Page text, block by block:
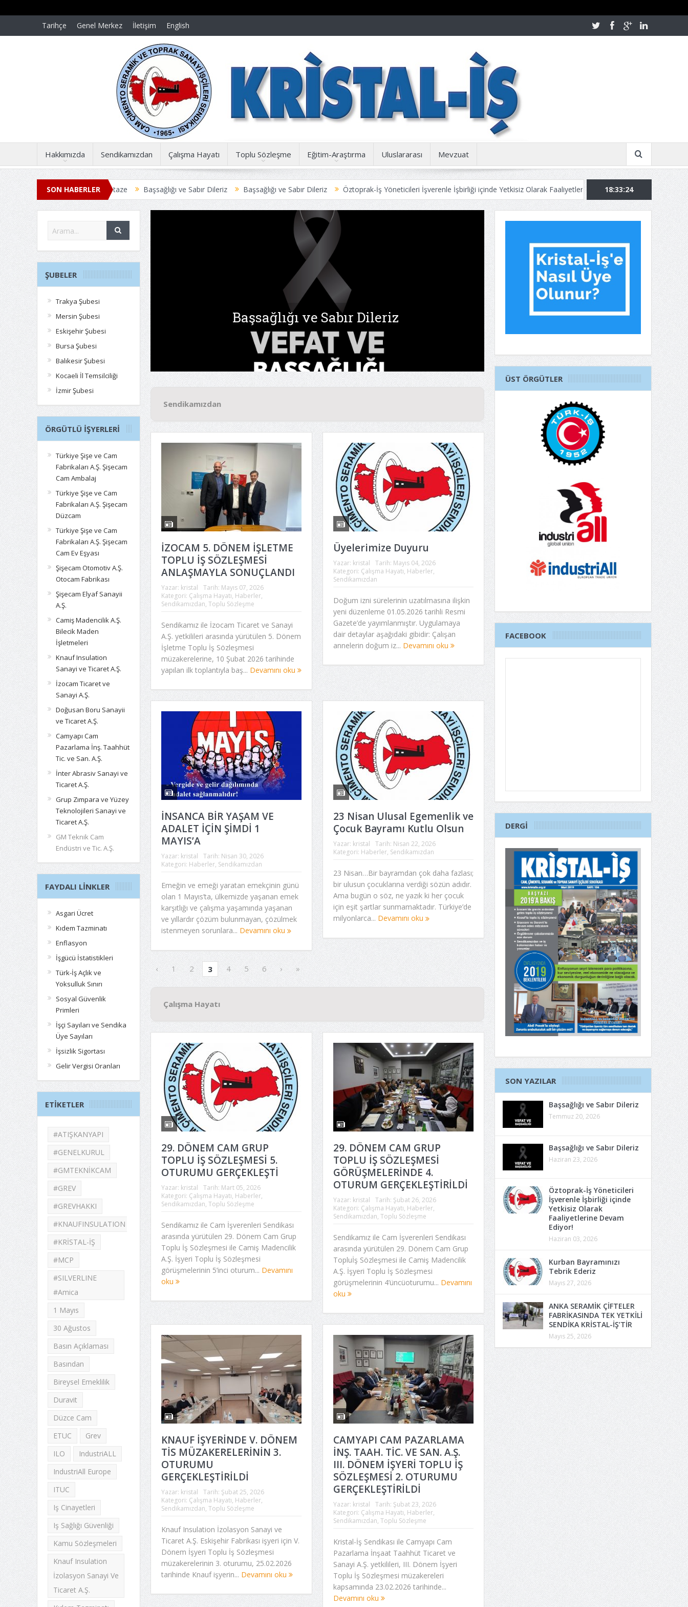
Tarihçe Genel Merkez İletişim English
Hakkımızda Sendikamızdan Çalışma Hayatı Toplu Sözleşme Eğitim-Araştırma Uluslararası Mevzuat
SON HABERLER
acılar dün gibi taze Başsağlığı ve Sabır Dileriz Başsağlığı ve Sabır Dileriz Öztoprak-İş Yöneticileri İşverenle İşbirliği içinde Yetkisiz Olarak Faaliyetlerine Devam Ediyor!
Kurban Bayramınızı
İŞ SÖZLEŞMESİ ANLAŞMAYLA SONUÇLANDI
Üyelerimize Duyuru
18:33:25
Başsağlığı ve Sabır Dileriz
Sendikamızdan
İZOCAM 5. DÖNEM İŞLETME
TOPLU İŞ SÖZLEŞMESİ
ANLAŞMAYLA SONUÇLANDI
Yazar: kristal Tarih: Mayıs 07, 2026
Kategori: Çalışma Hayatı, Haberler,
Sendikamızdan, Toplu Sözleşme
Sendikamız ile İzocam Ticaret ve Sanayi
A.Ş. yetkilileri arasında yürütülen 5. Dönem
İşletme Toplu İş Sözleşmesi
müzakerelerine, 10 Şubat 2026 tarihinde
yapılan ilk toplantıyla baş... Devamını oku
Üyelerimize Duyuru
Yazar: kristal Tarih: Mayıs 04, 2026
Kategori: Çalışma Hayatı, Haberler,
Sendikamızdan
Doğum izni sürelerinin uzatılmasına ilişkin
yeni düzenleme 01.05.2026 tarihli Resmi
Gazete’de yayımlanmıştır. Uygulamaya
dair detaylar aşağıdaki gibidir: Çalışan
annelerin doğum iz... Devamını oku
İNSANCA BİR YAŞAM VE
ADALET İÇİN ŞİMDİ 1
MAYIS’A
Yazar: kristal Tarih: Nisan 30, 2026
Kategori: Haberler, Sendikamızdan
Emeğin ve emeği yaratan emekçinin günü
olan 1 Mayıs’ta, ülkemizde yaşanan emek
karşıtlığı ve çalışma yaşamında yaşanan
ve yıllardır çözüm bulunmayan, çözülmek
istenmeyen sorunlara... Devamını oku
23 Nisan Ulusal Egemenlik ve
Çocuk Bayramı Kutlu Olsun
Yazar: kristal Tarih: Nisan 22, 2026
Kategori: Haberler, Sendikamızdan
23 Nisan…Bir bayramdan çok daha fazlası;
bir ulusun çocuklarına verdiği sözün adıdır.
Ama bugün o söz, ne yazık ki her çocuk
için eşit şartlar sunmamaktadır. Türkiye’de
milyonlarca... Devamını oku
‹ 1 2 3 4 5 6 › »
Çalışma Hayatı
29. DÖNEM CAM GRUP
TOPLU İŞ SÖZLEŞMESİ 5.
OTURUMU GERÇEKLEŞTİ
Yazar: kristal Tarih: Mart 05, 2026
Kategori: Çalışma Hayatı, Haberler,
Sendikamızdan, Toplu Sözleşme
Sendikamız ile Cam İşverenleri Sendikası
arasında yürütülen 29. Dönem Cam Grup
Toplu İş Sözleşmesi ile Camiş Madencilik
A.Ş. İşyeri Toplu İş Sözleşmesi
görüşmelerinin 5’inci oturum... Devamını
oku
29. DÖNEM CAM GRUP
TOPLU İŞ SÖZLEŞMESİ
GÖRÜŞMELERİNDE 4.
OTURUM GERÇEKLEŞTİRİLDİ
Yazar: kristal Tarih: Şubat 26, 2026
Kategori: Çalışma Hayatı, Haberler,
Sendikamızdan, Toplu Sözleşme
Sendikamız ile Cam İşverenleri Sendikası
arasında yürütülen 29. Dönem Cam Grup
Topluİş Sözleşmesi ile Camiş Madencilik
A.Ş. İşyeri Toplu İş Sözleşmesi
görüşmelerinin 4’üncüoturumu... Devamını
oku
KNAUF İŞYERİNDE V. DÖNEM
TİS MÜZAKERELERİNİN 3.
OTURUMU
GERÇEKLEŞTİRİLDİ
Yazar: kristal Tarih: Şubat 25, 2026
Kategori: Çalışma Hayatı, Haberler,
Sendikamızdan, Toplu Sözleşme
Knauf Insulation İzolasyon Sanayi ve
Ticaret A.Ş. Eskişehir Fabrikası işyeri için V.
Dönem İşyeri Toplu İş Sözleşmesi
müzakerelerinin 3. oturumu, 25.02.2026
tarihinde Knauf işyerin... Devamını oku
CAMYAPI CAM PAZARLAMA
İNŞ. TAAH. TİC. VE SAN. A.Ş.
III. DÖNEM İŞYERİ TOPLU İŞ
SÖZLEŞMESİ 2. OTURUMU
GERÇEKLEŞTİRİLDİ
Yazar: kristal Tarih: Şubat 23, 2026
Kategori: Çalışma Hayatı, Haberler,
Sendikamızdan, Toplu Sözleşme
Kristal-İş Sendikası ile Camyapı Cam
Pazarlama İnşaat Taahhüt Ticaret ve
Sanayi A.Ş. yetkilileri, III. Dönem İşyeri
Toplu İş Sözleşmesi müzakereleri
kapsamında 23.02.2026 tarihinde...
Devamını oku
ŞUBELER
Trakya Şubesi
Mersin Şubesi
Eskişehir Şubesi
Bursa Şubesi
Balıkesir Şubesi
Kocaeli İl Temsilciliği
İzmir Şubesi
ÖRGÜTLÜ İŞYERLERI
Türkiye Şişe ve Cam
Fabrikaları A.Ş. Şişecam
Cam Ambalaj
Türkiye Şişe ve Cam
Fabrikaları A.Ş. Şişecam
Düzcam
Türkiye Şişe ve Cam
Fabrikaları A.Ş. Şişecam
Cam Ev Eşyası
Şişecam Otomotiv A.Ş.
Otocam Fabrikası
Şişecam Elyaf Sanayii
A.Ş.
Camiş Madencilik A.Ş.
Bilecik Maden
İşletmeleri
Knauf Insulation
Sanayi ve Ticaret A.Ş.
İzocam Ticaret ve
Sanayi A.Ş.
Doğusan Boru Sanayii
ve Ticaret A.Ş.
Camyapı Cam
Pazarlama İnş. Taahhüt
Tic. ve San. A.Ş.
İnter Abrasiv Sanayi ve
Ticaret A.Ş.
Grup Zımpara ve Yüzey
Teknolojileri Sanayi ve
Ticaret A.Ş.
GM Teknik Cam
Endüstri ve Tic. A.Ş.
FAYDALI LINKLER
Asgari Ücret
Kıdem Tazminatı
Enflasyon
İşgücü İstatistikleri
Türk-İş Açlık ve
Yoksulluk Sınırı
Sosyal Güvenlik
Primleri
İşçi Sayıları ve Sendika
Üye Sayıları
İşsizlik Sigortası
Gelir Vergisi Oranları
ETIKETLER
#ATIŞKANYAPI
#GENELKURUL
#GMTEKNİKCAM
#GREV
#GREVHAKKI
#KNAUFINSULATION
#KRİSTAL-İŞ
#MCP
#SILVERLINE
#Amica
1 Mayıs
30 Ağustos
Basın Açıklaması
Basından
Bireysel Emeklilik
Duravit
Düzce Cam
ETUC
Grev
ILO
IndustriALL
IndustriAll Europe
ITUC
Iş Cinayetleri
Iş Sağlığı Güvenliği
Kamu Sözleşmeleri
Knauf Insulation
İzolasyon Sanayi Ve
Ticaret A.Ş.
ÜST ÖRGÜTLER
FACEBOOK
DERGI
SON YAZILAR
Başsağlığı ve Sabır Dileriz
Temmuz 20, 2026
Başsağlığı ve Sabır Dileriz
Haziran 23, 2026
Öztoprak-İş Yöneticileri
İşverenle İşbirliği içinde
Yetkisiz Olarak
Faaliyetlerine Devam
Ediyor!
Haziran 03, 2026
Kurban Bayramınızı
Tebrik Ederiz
Mayıs 27, 2026
ANKA SERAMİK ÇİFTELER
FABRİKASINDA TEK YETKİLİ
SENDİKA KRİSTAL-İŞ’TİR
Mayıs 25, 2026